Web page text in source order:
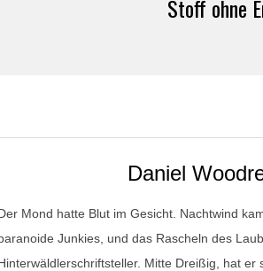
Stoff ohne
Daniel
Mond hatte Blut im Gesicht. Nachtwind
Junkies, und das Rascheln des
Mitte Dreißig, hat